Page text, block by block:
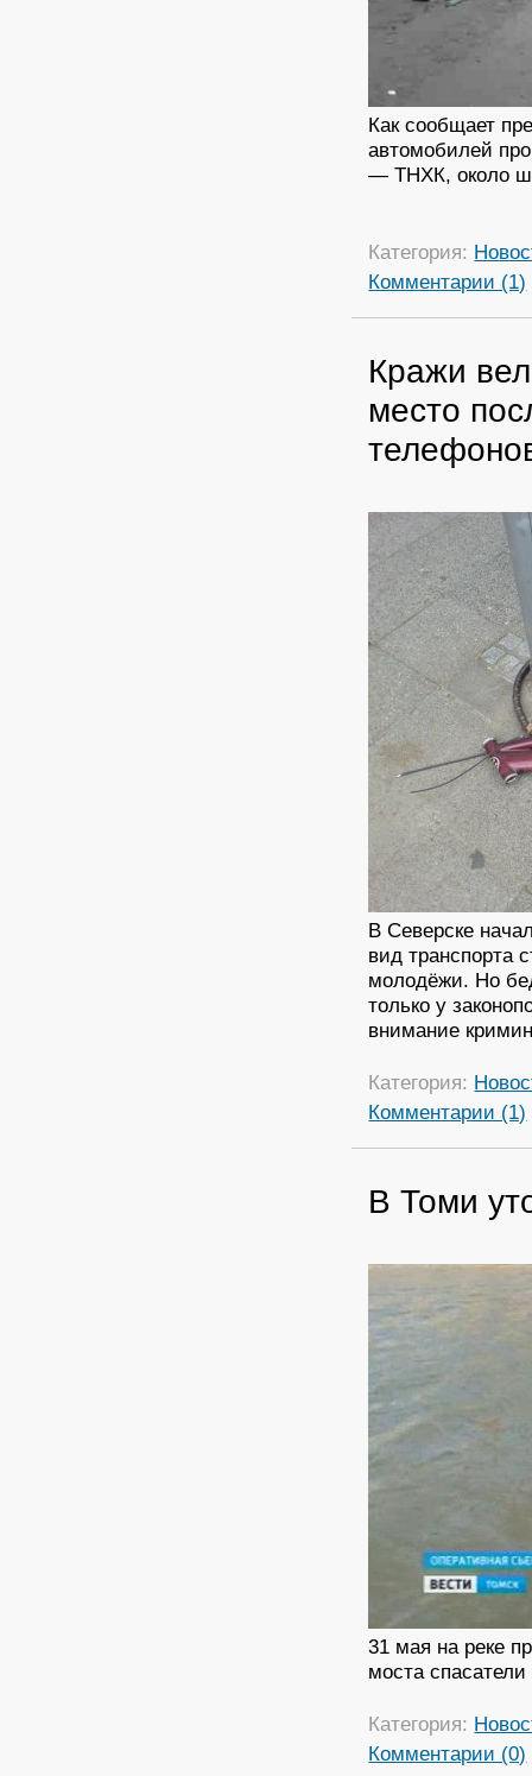
Как сообщает
автомобилей
— ТНХК, около
Категория:
Комментарии (1)
Кражи
место
В Северске
вид транспорта
молодёжи. Но
только у
внимание
Категория:
Комментарии (1)
В Томи
31 мая на реке
моста
Категория:
Комментарии (0)